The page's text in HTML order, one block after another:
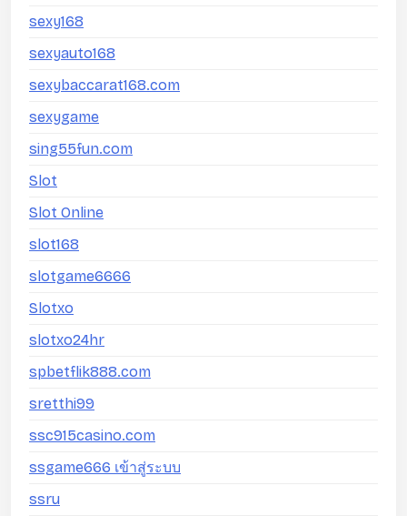
sexy168
sexyauto168
sexybaccarat168.com
sexygame
sing55fun.com
Slot
Slot Online
slot168
slotgame6666
Slotxo
slotxo24hr
spbetflik888.com
sretthi99
ssc915casino.com
ssgame666 เข้าสู่ระบบ
ssru